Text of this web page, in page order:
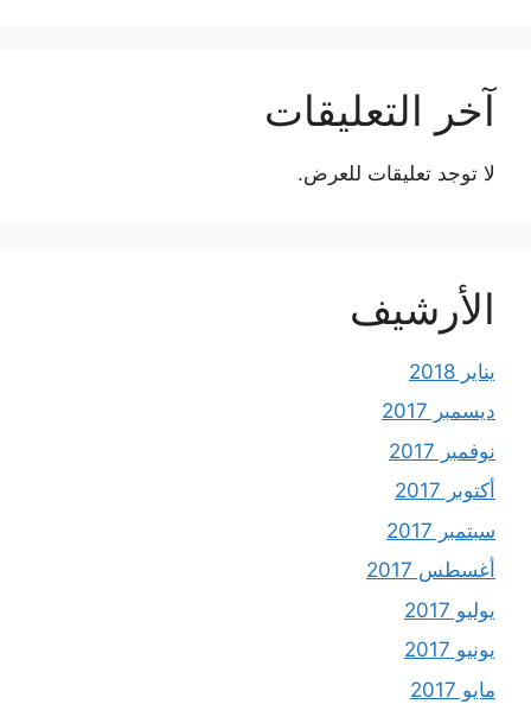
آخر التعليقات
لا توجد تعليقات للعرض.
الأرشيف
يناير 2018
ديسمبر 2017
نوفمبر 2017
أكتوبر 2017
سبتمبر 2017
أغسطس 2017
يوليو 2017
يونيو 2017
مايو 2017